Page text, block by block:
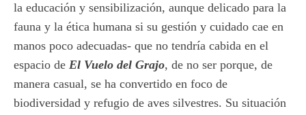
la educación y sensibilización, aunque delicado para la
fauna y la ética humana si su gestión y cuidado cae en
manos poco adecuadas- que no tendría cabida en el
espacio de El Vuelo del Grajo, de no ser porque, de
manera casual, se ha convertido en foco de
biodiversidad y refugio de aves silvestres. Su situación